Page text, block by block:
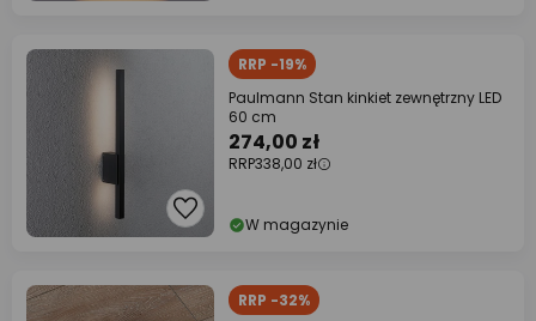
RRP -19%
Paulmann Stan kinkiet zewnętrzny LED
60 cm
274,00 zł
RRP338,00 zł
W magazynie
RRP -32%